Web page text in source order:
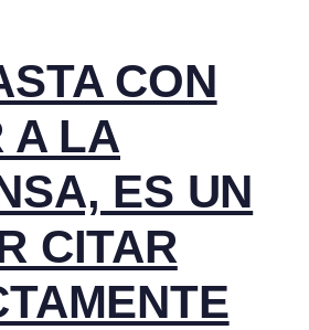
CON
A LA
ES UN
CITAR